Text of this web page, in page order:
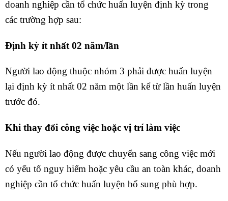
doanh nghiệp cần tổ chức huấn luyện định kỳ trong
các trường hợp sau:
Định kỳ ít nhất 02 năm/lần
Người lao động thuộc nhóm 3 phải được huấn luyện
lại định kỳ ít nhất 02 năm một lần kể từ lần huấn luyện
trước đó.
Khi thay đổi công việc hoặc vị trí làm việc
Nếu người lao động được chuyển sang công việc mới
có yếu tố nguy hiểm hoặc yêu cầu an toàn khác, doanh
nghiệp cần tổ chức huấn luyện bổ sung phù hợp.